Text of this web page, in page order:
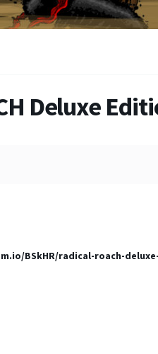
Deluxe
BSkHR/radical-roach-